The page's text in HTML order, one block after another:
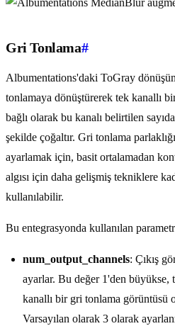
Gri Tonlama#
Albumentations'daki ToGray
tonlamaya dönüştürerek tek kanallı
bağlı olarak bu kanalı belirtilen
şekilde çoğaltır. Gri tonlama
ayarlamak için, basit ortalamadan
algısı için daha gelişmiş tekniklere
kullanılabilir.
Bu entegrasyonda kullanılan
num_output_channels: Çıkış
ayarlar. Bu değer 1'den büyükse,
kanallı bir gri tonlama görüntüsü
Varsayılan olarak 3 olarak